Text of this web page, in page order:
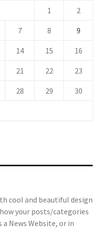
1
2
7 8 9
14 15 16
21 22 23
28 29 30
cool and beautiful design
your posts/categories
News Website, or in